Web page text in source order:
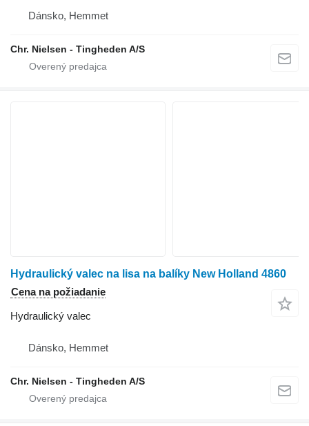
Dánsko, Hemmet
Chr. Nielsen - Tingheden A/S
Hydraulický valec na lisa na balíky New Holland 4860
Cena na požiadanie
Hydraulický valec
Dánsko, Hemmet
Chr. Nielsen - Tingheden A/S